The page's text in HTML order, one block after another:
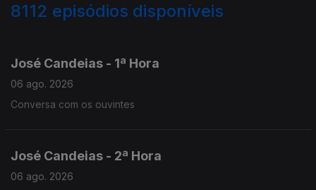
8112 episódios disponíveis
José Candeias - 1ª Hora
06 ago. 2026
Conversa com os ouvintes
José Candeias - 2ª Hora
06 ago. 2026